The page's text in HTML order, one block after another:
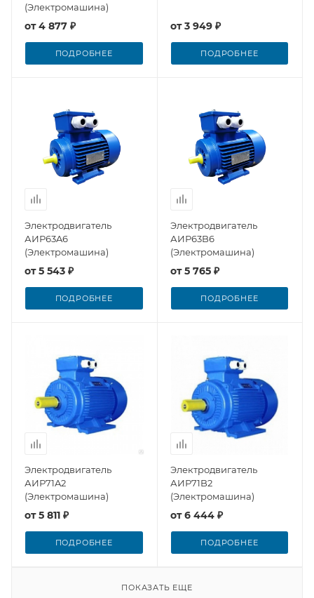
(Электромашина)
от4 877 ₽
ПОДРОБНЕЕ
от3 949 ₽
ПОДРОБНЕЕ
Электродвигатель
АИР63A6
(Электромашина)
от5 543 ₽
ПОДРОБНЕЕ
Электродвигатель
АИР63B6
(Электромашина)
от5 765 ₽
ПОДРОБНЕЕ
Электродвигатель
АИР71A2
(Электромашина)
от5 811 ₽
ПОДРОБНЕЕ
Электродвигатель
АИР71B2
(Электромашина)
от6 444 ₽
ПОДРОБНЕЕ
ПОКАЗАТЬ ЕЩЕ